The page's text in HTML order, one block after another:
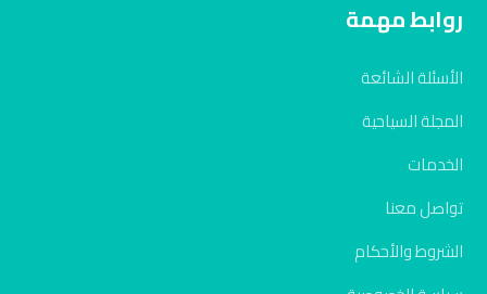
روابط مهمة
الأسئلة الشائعة
المجلة السياحية
الخدمات
تواصل معنا
الشروط والأحكام